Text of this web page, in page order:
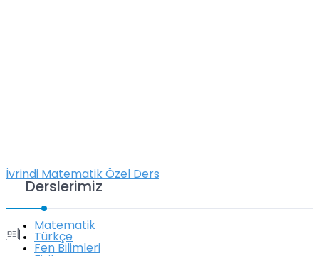
İvrindi Matematik Özel Ders
Derslerimiz
Matematik
Türkçe
Fen Bilimleri